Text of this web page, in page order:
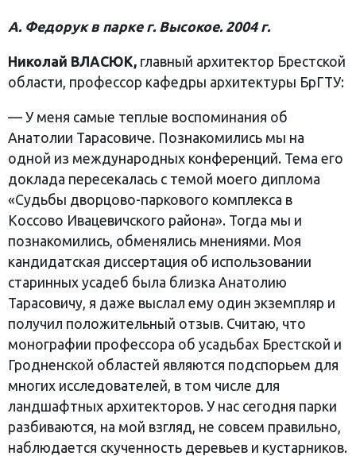
А. Федорук в парке г. Высокое. 2004 г.
Николай ВЛАСЮК, главный архитектор Брестской
области, профессор кафедры архитектуры БрГТУ:
— У меня самые теплые воспоминания об
Анатолии Тарасовиче. Познакомились мы на
одной из международных конференций. Тема его
доклада пересекалась с темой моего диплома
«Судьбы дворцово-паркового комплекса в
Коссово Ивацевичского района». Тогда мы и
познакомились, обменялись мнениями. Моя
кандидатская диссертация об использовании
старинных усадеб была близка Анатолию
Тарасовичу, я даже выслал ему один экземпляр и
получил положительный отзыв. Считаю, что
монографии профессора об усадьбах Брестской и
Гродненской областей являются подспорьем для
многих исследователей, в том числе для
ландшафтных архитекторов. У нас сегодня парки
разбиваются, на мой взгляд, не совсем правильно,
наблюдается скученность деревьев и кустарников.